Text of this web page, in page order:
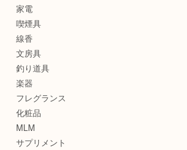
家電
喫煙具
線香
文房具
釣り道具
楽器
フレグランス
化粧品
MLM
サプリメント